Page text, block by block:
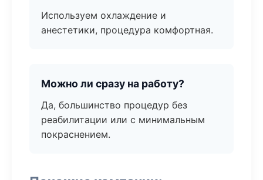
Используем охлаждение и
анестетики, процедура комфортная.
Можно ли сразу на работу?
Да, большинство процедур без
реабилитации или с минимальным
покраснением.